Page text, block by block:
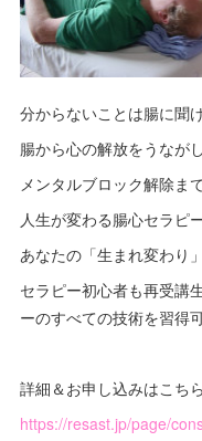
分からないことは腸に聞
腸から心の解放をうなが
メンタルブロック解除
人生が変わる腸心セラピ
あなたの「生まれ変わり
セラピー初心者も再受講
ーのすべての技術を習得
詳細＆お申し込みはこち
https://resast.jp/page/